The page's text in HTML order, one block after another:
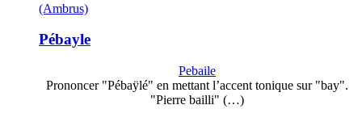
(Ambrus)
Pébayle
Pebaile
Prononcer "Pébaÿlé" en mettant l’accent tonique sur "bay".
"Pierre bailli" (…)